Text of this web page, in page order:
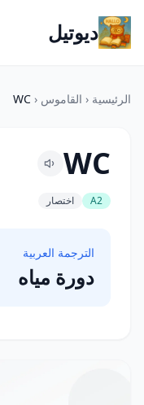
ديوتيل
الرئيسية ‹ القاموس ‹
WC
WC
A2 اختصار
الترجمة العربية
دورة مياه